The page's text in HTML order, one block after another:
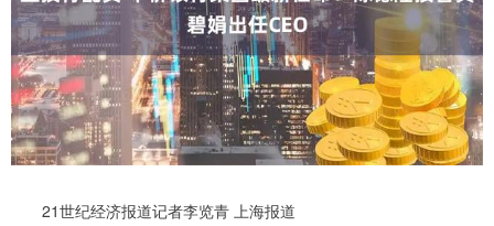
21世纪经济报道记者李览青 上海报道